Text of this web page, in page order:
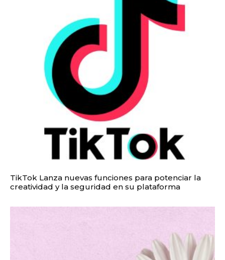
TikTok Lanza nuevas funciones para potenciar la
creatividad y la seguridad en su plataforma